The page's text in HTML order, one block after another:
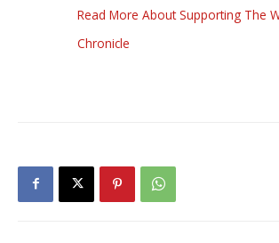
Read More About Supporting The
Chronicle